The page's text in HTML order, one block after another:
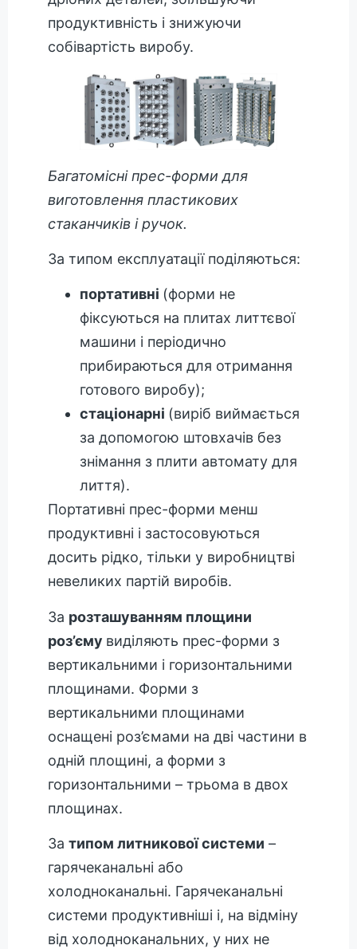
продуктивність і знижуючи
собівартість виробу.
Багатомісні прес-форми для
виготовлення пластикових
стаканчиків і ручок.
За типом експлуатації поділяються:
портативні (форми не
фіксуються на плитах литтєвої
машини і періодично
прибираються для отримання
готового виробу);
стаціонарні (виріб виймається
за допомогою штовхачів без
знімання з плити автомату для
лиття).
Портативні прес-форми менш
продуктивні і застосовуються
досить рідко, тільки у виробництві
невеликих партій виробів.
За розташуванням площини
роз’єму виділяють прес-форми з
вертикальними і горизонтальними
площинами. Форми з
вертикальними площинами
оснащені роз’ємами на дві частини в
одній площині, а форми з
горизонтальними – трьома в двох
площинах.
За типом литникової системи –
гарячеканальні або
холодноканальні. Гарячеканальні
системи продуктивніші і, на відміну
від холодноканальних, у них не